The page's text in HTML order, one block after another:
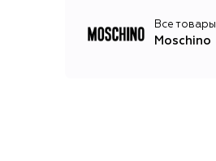
Все товары
Moschino